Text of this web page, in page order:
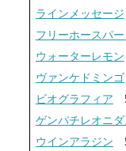
ラインメッセージ
フリーホースパ
ウォーターレモン
ヴァンケドミンゴ
ビオグラフィア
ゲンパチレオニ
ウインアラジン